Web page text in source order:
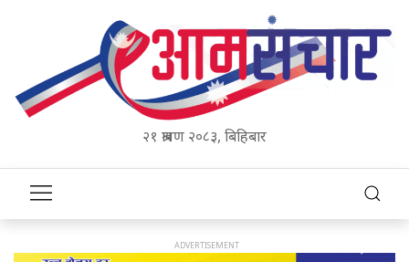
२१ श्रावण २०८३, बिहिबार